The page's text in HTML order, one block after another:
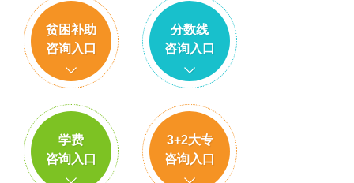
贫困补助
咨询入口
分数线
咨询入口
学费
咨询入口
3+2大专
咨询入口